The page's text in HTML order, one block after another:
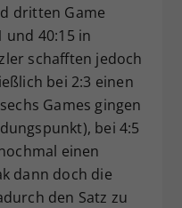
dritten Game
und 40:15 in
schafften jedoch
bei 2:3 einen
Games gingen
bei 4:5
einen
dann doch die
den Satz zu